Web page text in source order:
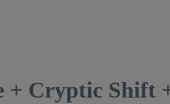
+ Cryptic Shift